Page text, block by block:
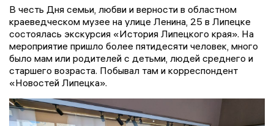
В честь Дня семьи, любви и верности в областном
краеведческом музее на улице Ленина, 25 в Липецке
состоялась экскурсия «История Липецкого края». На
мероприятие пришло более пятидесяти человек, много
было мам или родителей с детьми, людей среднего и
старшего возраста. Побывал там и корреспондент
«Новостей Липецка».